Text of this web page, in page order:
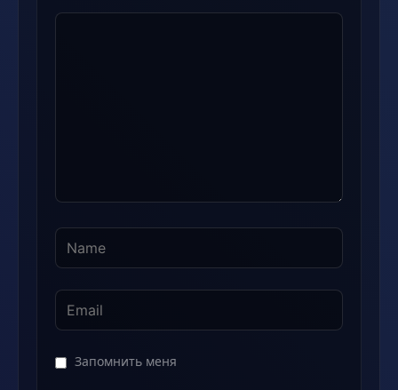
Комментарий
Запомнить меня